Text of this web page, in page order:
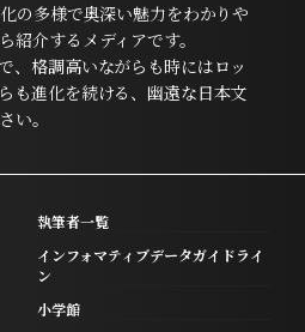
の多様で奥深い魅力をわかりや
紹介するメディアです。
、格調高いながらも時にはロッ
も進化を続ける、幽遠な日本文
い。
執筆者一覧
インフォマティブデータガイドライ
ン
小学館